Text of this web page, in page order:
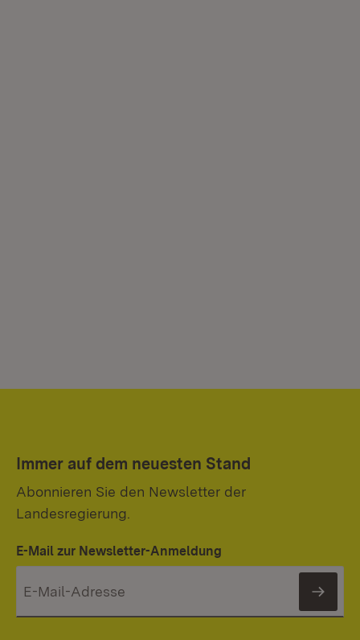
Immer auf dem neuesten Stand
Abonnieren Sie den Newsletter der
Landesregierung.
E-Mail zur Newsletter-Anmeldung